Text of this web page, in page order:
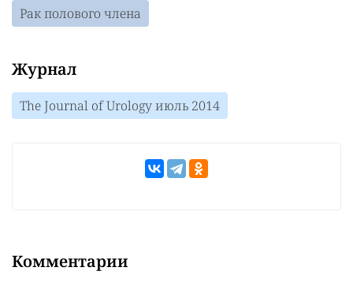
Рак полового члена
Журнал
The Journal of Urology июль 2014
Комментарии